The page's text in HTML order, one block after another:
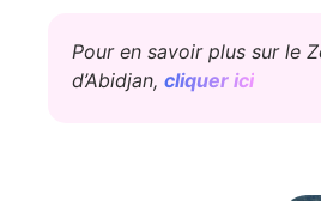
Pour en savoir plus sur le
d’Abidjan, cliquer ici